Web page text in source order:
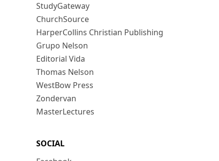
StudyGateway
ChurchSource
HarperCollins Christian Publishing
Grupo Nelson
Editorial Vida
Thomas Nelson
WestBow Press
Zondervan
MasterLectures
SOCIAL